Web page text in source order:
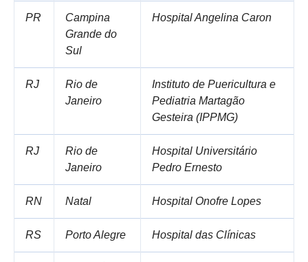
PR
Campina
Grande do
Sul
Hospital Angelina Caron
RJ
Rio de
Janeiro
Instituto de Puericultura e
Pediatria Martagão
Gesteira (IPPMG)
RJ
Rio de
Janeiro
Hospital Universitário
Pedro Ernesto
RN Natal Hospital Onofre Lopes
RS Porto Alegre Hospital das Clínicas